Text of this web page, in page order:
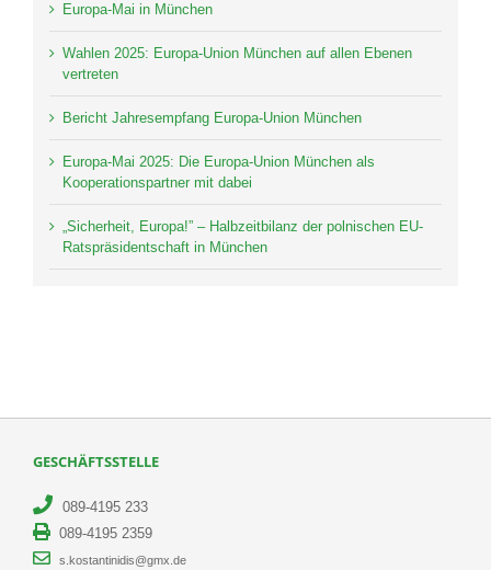
Europa-Mai in München
Wahlen 2025: Europa-Union München auf allen Ebenen
vertreten
Bericht Jahresempfang Europa-Union München
Europa-Mai 2025: Die Europa-Union München als
Kooperationspartner mit dabei
„Sicherheit, Europa!” – Halbzeitbilanz der polnischen EU-
Ratspräsidentschaft in München
GESCHÄFTSSTELLE
089-4195 233
089-4195 2359
s.kostantinidis@gmx.de